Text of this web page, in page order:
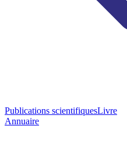
Publications scientifiquesLivre
Annuaire